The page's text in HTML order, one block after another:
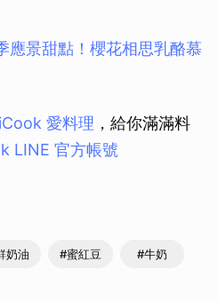
應景甜點！櫻花相思乳酪慕
iCook 愛料理 ，給你滿滿料
LINE 官方帳號
奶油 #蜜紅豆 #牛奶